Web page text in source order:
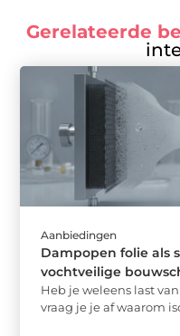
Gerelateerde
Aanbiedingen
Dampopen folie als
vochtveilige
Heb je weleens last
vraag je je af waarom